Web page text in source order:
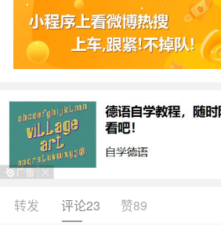
生活中像三月初三可以还阴
转发 评论23 赞89